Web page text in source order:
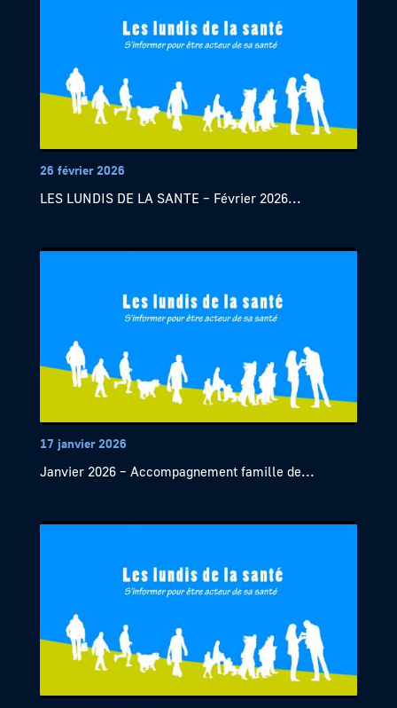
26 février 2026
LES LUNDIS DE LA SANTE – Février 2026...
17 janvier 2026
Janvier 2026 – Accompagnement famille de...